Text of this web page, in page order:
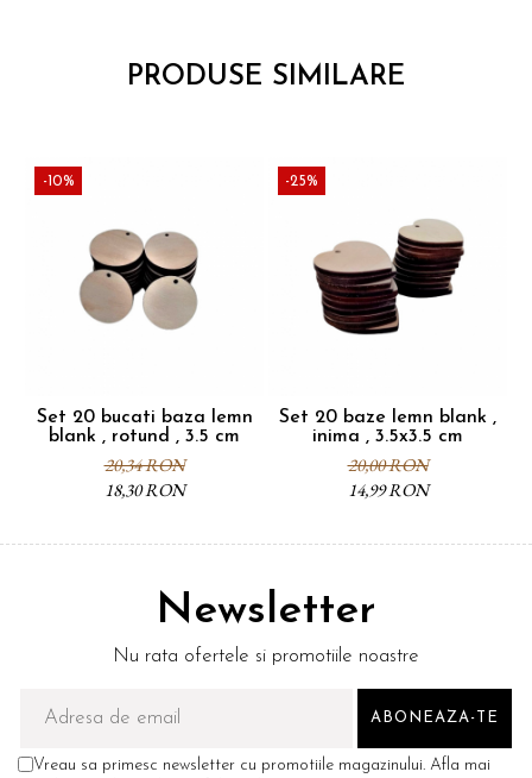
PRODUSE SIMILARE
-10%
Set 20 bucati baza lemn
blank , rotund , 3.5 cm
20,34 RON
18,30 RON
-25%
Set 20 baze lemn blank ,
inima , 3.5x3.5 cm
20,00 RON
14,99 RON
Newsletter
Nu rata ofertele si promotiile noastre
Vreau sa primesc newsletter cu promotiile magazinului. Afla mai